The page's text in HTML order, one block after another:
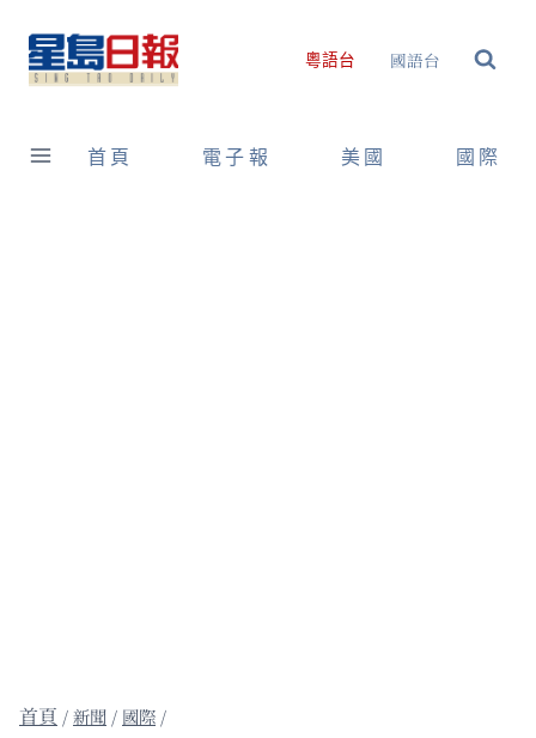
content
粵語台 國語台
首頁 電子報 美國 國際
/新聞 / 國際 /